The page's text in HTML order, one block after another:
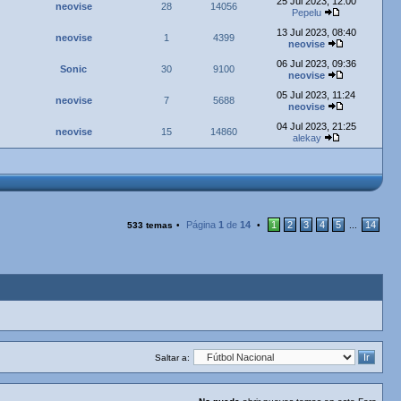
neovise 28 14056
Pepelu
neovise 1 4399
13 Jul 2023, 08:40
neovise
Sonic 30 9100
06 Jul 2023, 09:36
neovise
neovise 7 5688
05 Jul 2023, 11:24
neovise
neovise 15 14860
04 Jul 2023, 21:25
alekay
533 temas • Página 1 de 14 • 1 2 3 4 5 14
Saltar a: